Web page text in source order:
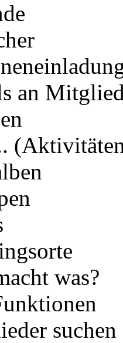
an
was?
suchen